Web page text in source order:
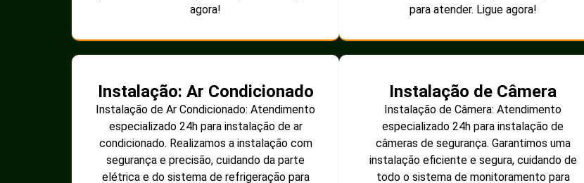
agora!
para atender. Ligue agora!
Instalação: Ar Condicionado
Instalação de Ar Condicionado: Atendimento
especializado 24h para instalação de ar
condicionado. Realizamos a instalação com
segurança e precisão, cuidando da parte
elétrica e do sistema de refrigeração para
Instalação de Câmera
Instalação de Câmera: Atendimento
especializado 24h para instalação de
câmeras de segurança. Garantimos uma
instalação eficiente e segura, cuidando de
todo o sistema de monitoramento para